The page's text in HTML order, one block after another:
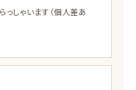
しゃいます（個人差あ